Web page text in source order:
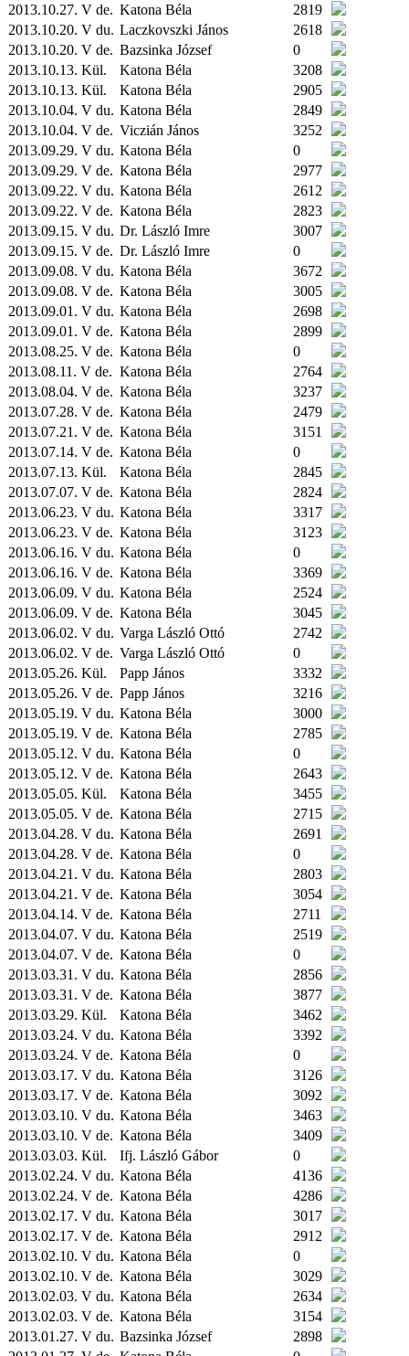
2013.10.27. V de. Katona Béla
2819
2013.10.20. V du. Laczkovszki János
2618
2013.10.20. V de. Bazsinka József
0
2013.10.13. Kül. Katona Béla
3208
2013.10.13. Kül. Katona Béla
2905
2013.10.04. V du. Katona Béla
2849
2013.10.04. V de. Viczián János
3252
2013.09.29. V du. Katona Béla
0
2013.09.29. V de. Katona Béla
2977
2013.09.22. V du. Katona Béla
2612
2013.09.22. V de. Katona Béla
2823
2013.09.15. V du. Dr. László Imre
3007
2013.09.15. V de. Dr. László Imre
0
2013.09.08. V du. Katona Béla
3672
2013.09.08. V de. Katona Béla
3005
2013.09.01. V du. Katona Béla
2698
2013.09.01. V de. Katona Béla
2899
2013.08.25. V de. Katona Béla
0
2013.08.11. V de. Katona Béla
2764
2013.08.04. V de. Katona Béla
3237
2013.07.28. V de. Katona Béla
2479
2013.07.21. V de. Katona Béla
3151
2013.07.14. V de. Katona Béla
0
2013.07.13. Kül. Katona Béla
2845
2013.07.07. V de. Katona Béla
2824
2013.06.23. V du. Katona Béla
3317
2013.06.23. V de. Katona Béla
3123
2013.06.16. V du. Katona Béla
0
2013.06.16. V de. Katona Béla
3369
2013.06.09. V du. Katona Béla
2524
2013.06.09. V de. Katona Béla
3045
2013.06.02. V du. Varga László Ottó
2742
2013.06.02. V de. Varga László Ottó
0
2013.05.26. Kül. Papp János
3332
2013.05.26. V de. Papp János
3216
2013.05.19. V du. Katona Béla
3000
2013.05.19. V de. Katona Béla
2785
2013.05.12. V du. Katona Béla
0
2013.05.12. V de. Katona Béla
2643
2013.05.05. Kül. Katona Béla
3455
2013.05.05. V de. Katona Béla
2715
2013.04.28. V du. Katona Béla
2691
2013.04.28. V de. Katona Béla
0
2013.04.21. V du. Katona Béla
2803
2013.04.21. V de. Katona Béla
3054
2013.04.14. V de. Katona Béla
2711
2013.04.07. V du. Katona Béla
2519
2013.04.07. V de. Katona Béla
0
2013.03.31. V du. Katona Béla
2856
2013.03.31. V de. Katona Béla
3877
2013.03.29. Kül. Katona Béla
3462
2013.03.24. V du. Katona Béla
3392
2013.03.24. V de. Katona Béla
0
2013.03.17. V du. Katona Béla
3126
2013.03.17. V de. Katona Béla
3092
2013.03.10. V du. Katona Béla
3463
2013.03.10. V de. Katona Béla
3409
2013.03.03. Kül. Ifj. László Gábor
0
2013.02.24. V du. Katona Béla
4136
2013.02.24. V de. Katona Béla
4286
2013.02.17. V du. Katona Béla
3017
2013.02.17. V de. Katona Béla
2912
2013.02.10. V du. Katona Béla
0
2013.02.10. V de. Katona Béla
3029
2013.02.03. V du. Katona Béla
2634
2013.02.03. V de. Katona Béla
3154
2013.01.27. V du. Bazsinka József
2898